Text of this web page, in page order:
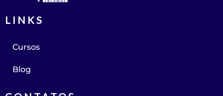
LINKS
Cursos
Blog